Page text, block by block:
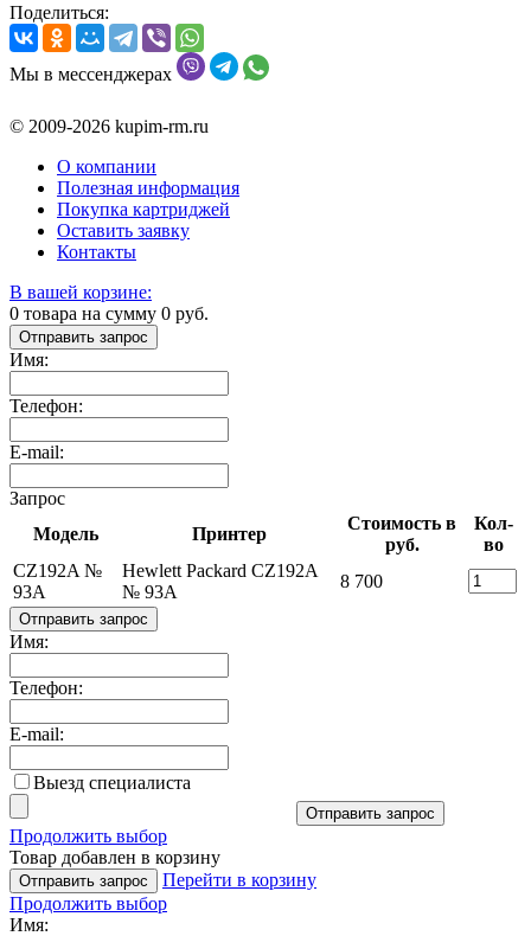
Поделиться:
Мы в мессенджерах
© 2009-2026 kupim-rm.ru
О компании
Полезная информация
Покупка картриджей
Оставить заявку
Контакты
В вашей корзине:
0 товара на сумму 0 руб.
Отправить запрос
Имя:
Телефон:
E-mail:
Запрос
Модель
Принтер
Стоимость в
руб.
Кол-
во
CZ192A №
93A
Hewlett Packard CZ192A
№ 93A
8 700
Отправить запрос
Имя:
Телефон:
E-mail:
Выезд специалиста
Отправить запрос
Продолжить выбор
Товар добавлен в корзину
Отправить запрос
Перейти в корзину
Продолжить выбор
Имя: